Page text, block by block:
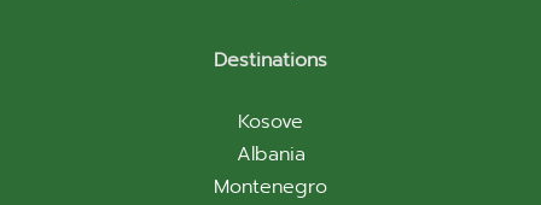
Destinations
Kosove
Albania
Montenegro